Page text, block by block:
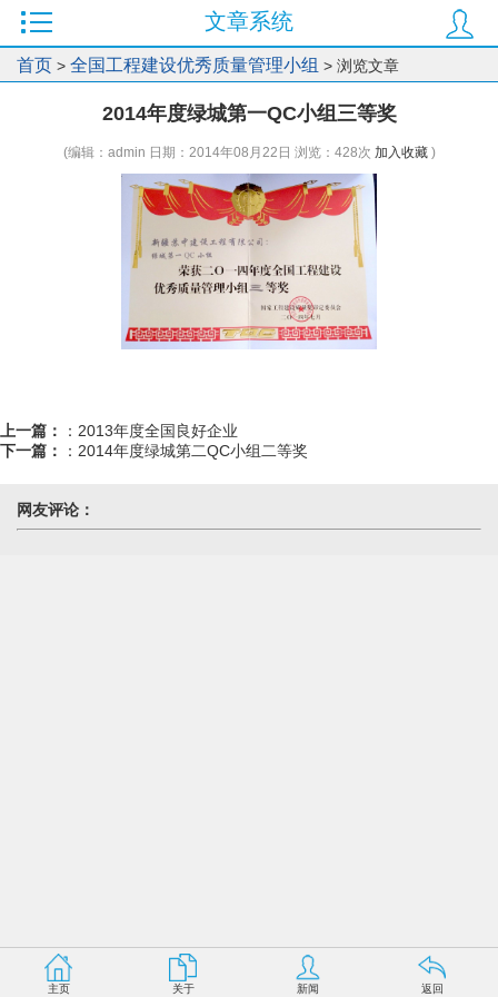
文章系统
首页 > 全国工程建设优秀质量管理小组 > 浏览文章
2014年度绿城第一QC小组三等奖
(编辑：admin 日期：2014年08月22日 浏览： 428次 加入收藏)
上一篇： ： 2013年度全国良好企业
下一篇：
： 2014年度绿城第二QC小组二等奖
网友评论：
主页 关于 新闻 返回